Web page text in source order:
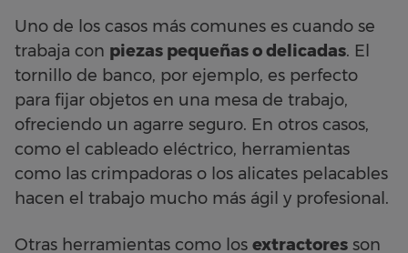
Uno de los casos más comunes es cuando se
trabaja con piezas pequeñas o delicadas. El
tornillo de banco, por ejemplo, es perfecto
para fijar objetos en una mesa de trabajo,
ofreciendo un agarre seguro. En otros casos,
como el cableado eléctrico, herramientas
como las crimpadoras o los alicates pelacables
hacen el trabajo mucho más ágil y profesional.
Otras herramientas como los extractores son